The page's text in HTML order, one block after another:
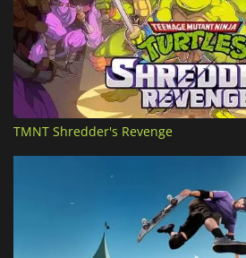
TMNT Shredder's Revenge